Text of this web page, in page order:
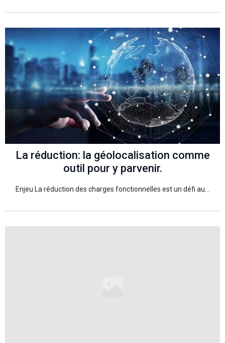
La réduction: la géolocalisation comme
outil pour y parvenir.
Enjeu La réduction des charges fonctionnelles est un défi au…